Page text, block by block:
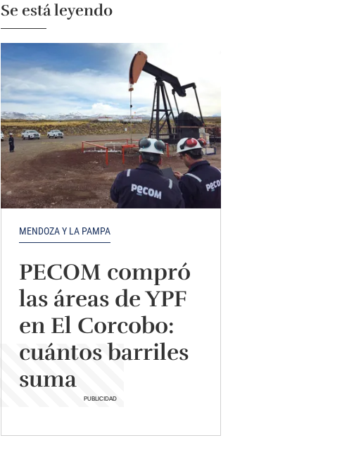
Se está leyendo
MENDOZA Y LA PAMPA
PECOM compró
las áreas de YPF
en El Corcobo:
cuántos barriles
suma